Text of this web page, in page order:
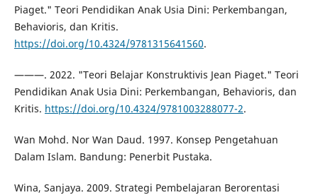
Piaget." Teori Pendidikan Anak Usia Dini: Perkembangan,
Behavioris, dan Kritis.
https://doi.org/10.4324/9781315641560.
———. 2022. "Teori Belajar Konstruktivis Jean Piaget." Teori
Pendidikan Anak Usia Dini: Perkembangan, Behavioris, dan
Kritis. https://doi.org/10.4324/9781003288077-2.
Wan Mohd. Nor Wan Daud. 1997. Konsep Pengetahuan
Dalam Islam. Bandung: Penerbit Pustaka.
Wina, Sanjaya. 2009. Strategi Pembelajaran Berorentasi